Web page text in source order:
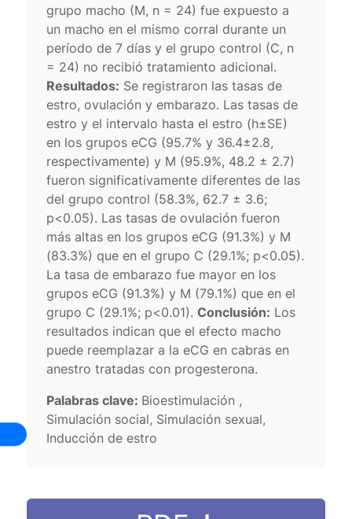
grupo macho (M, n = 24) fue expuesto a
un macho en el mismo corral durante un
período de 7 días y el grupo control (C, n
= 24) no recibió tratamiento adicional.
Resultados: Se registraron las tasas de
estro, ovulación y embarazo. Las tasas de
estro y el intervalo hasta el estro (h±SE)
en los grupos eCG (95.7% y 36.4±2.8,
respectivamente) y M (95.9%, 48.2 ± 2.7)
fueron significativamente diferentes de las
del grupo control (58.3%, 62.7 ± 3.6;
p<0.05). Las tasas de ovulación fueron
más altas en los grupos eCG (91.3%) y M
(83.3%) que en el grupo C (29.1%; p<0.05).
La tasa de embarazo fue mayor en los
grupos eCG (91.3%) y M (79.1%) que en el
grupo C (29.1%; p<0.01). Conclusión: Los
resultados indican que el efecto macho
puede reemplazar a la eCG en cabras en
anestro tratadas con progesterona.
Palabras clave: Bioestimulación ,
Simulación social, Simulación sexual,
Inducción de estro